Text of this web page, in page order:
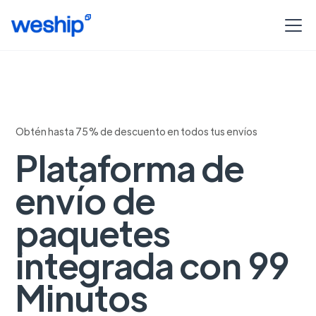
Obtén hasta 75% de descuento en todos tus envíos
Plataforma de
envío de
paquetes
integrada con 99
Minutos